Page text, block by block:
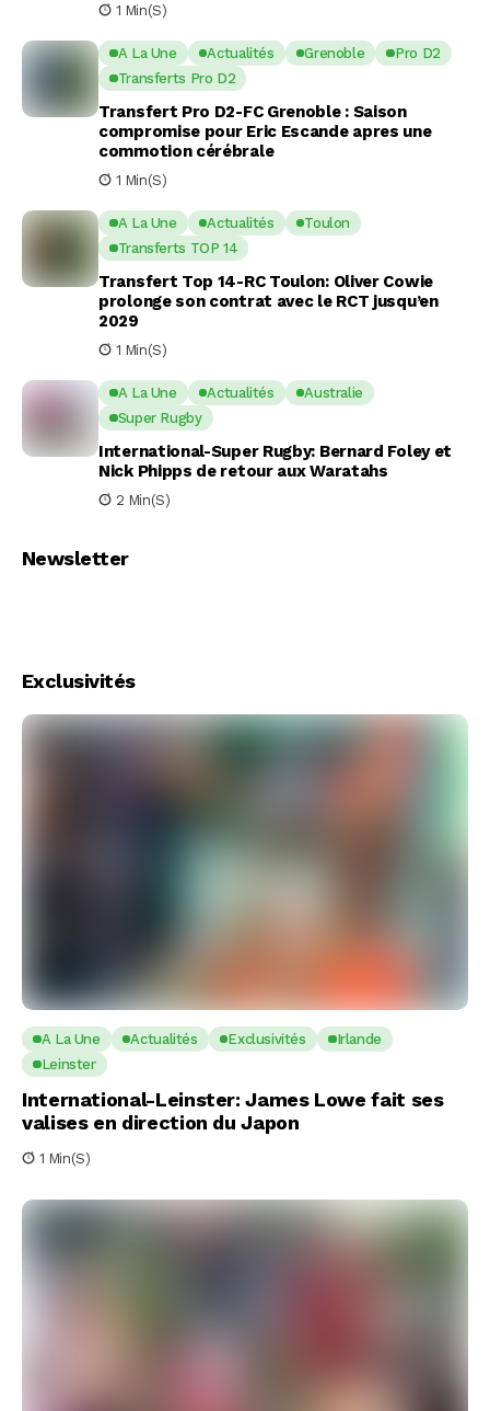
1 Min(s)
A La Une Actualités Grenoble
Pro D2
Transferts Pro D2
Transfert Pro D2-FC Grenoble : Saison
compromise pour Eric Escande apres une
commotion cérébrale
1 Min(s)
A La Une Actualités
Toulon
Transferts TOP 14
Transfert Top 14-RC Toulon: Oliver Cowie
prolonge son contrat avec le RCT jusqu’en
2029
1 Min(s)
A La Une Actualités
Australie
Super Rugby
International-Super Rugby: Bernard Foley et
Nick Phipps de retour aux Waratahs
2 Min(s)
Newsletter
Exclusivités
A La Une Actualités Exclusivités
Irlande
Leinster
International-Leinster: James Lowe fait ses
valises en direction du Japon
1 Min(s)